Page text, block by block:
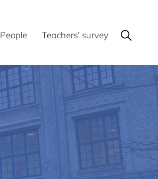
People Teachers’ survey Show
Search